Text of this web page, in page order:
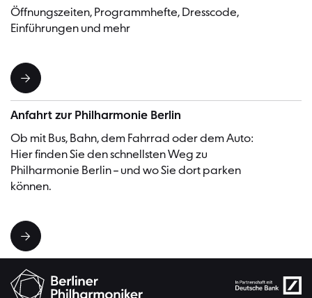
Öffnungszeiten, Programmhefte, Dresscode,
Einführungen und mehr
Anfahrt zur Philharmonie Berlin
Ob mit Bus, Bahn, dem Fahrrad oder dem Auto:
Hier finden Sie den schnellsten Weg zu
Philharmonie Berlin – und wo Sie dort parken
können.